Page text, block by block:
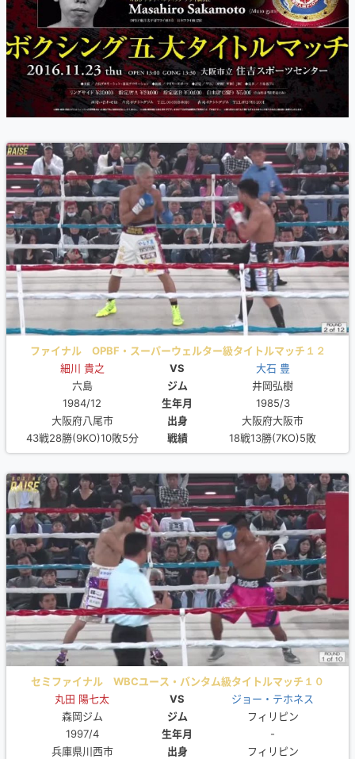
ファイナル OPBF・スーパーウェルター級タイトルマッチ１２
ROUND
細川 貴之 VS
大石 豊
六島
ジム
井岡弘樹
1984/12
生年月
1985/3
大阪府八尾市
出身
大阪府大阪市
43戦28勝(9KO)10敗5分
戦績 18戦13勝(7KO)5敗
セミファイナル WBCユース・バンタム級タイトルマッチ１０
ROUND
丸田 陽七太 VS
ジョー・テホネス
森岡ジム
ジム
フィリピン
1997/4
生年月
-
兵庫県川西市
出身
フィリピン